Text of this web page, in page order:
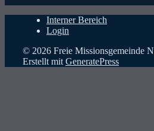
Interner Bereich
Login
© 2026 Freie Missionsgemeinde
Erstellt mit GeneratePress